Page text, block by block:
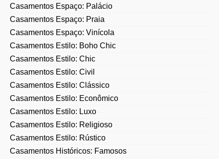
Casamentos Espaço: Palácio
Casamentos Espaço: Praia
Casamentos Espaço: Vinícola
Casamentos Estilo: Boho Chic
Casamentos Estilo: Chic
Casamentos Estilo: Civil
Casamentos Estilo: Clássico
Casamentos Estilo: Econômico
Casamentos Estilo: Luxo
Casamentos Estilo: Religioso
Casamentos Estilo: Rústico
Casamentos Históricos: Famosos